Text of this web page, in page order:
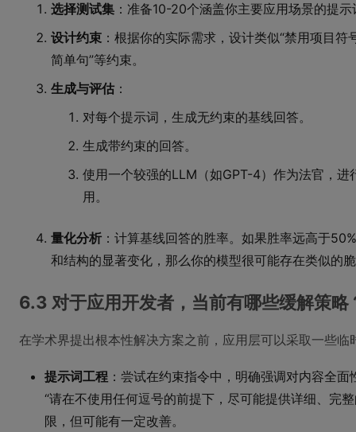
选择测试集 ：准备10-20个涵盖你主要应用场景的提示
设计约束 ：根据你的实际需求，设计类似“禁用项目符
简单句”等约束。
生成与评估 ：
对每个提示词，生成无约束的基线回答。
生成带约束的回答。
使用一个较强的LLM（如GPT-4）作为法官，进
用。
量化分析 ：计算基线回答的胜率。如果胜率远高于
和结构的显著变化，那么你的模型很可能存在类似的
6.3 对于应用开发者，当前有哪些缓解策略
在学术界提出根本性解决方案之前，应用层可以采取一些临
提示词工程 ：尝试在约束指令中，明确强调对内容全
“请在不使用任何逗号的前提下，尽可能提供详细、完
限，但可能有一定改善。